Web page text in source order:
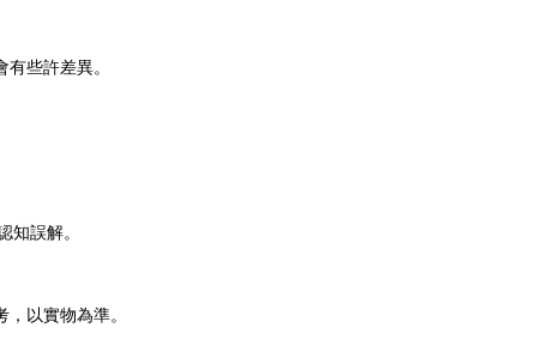
些許差異。
誤解。
以實物為準。